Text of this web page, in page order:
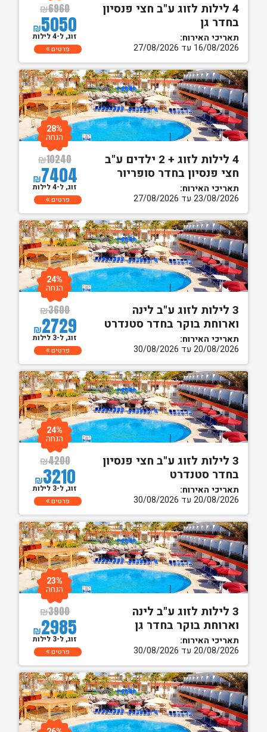
4 לילות לזוג ע"ב חצי פנסיון
בחדר גן
תאריכי האירוח:
16/08/2026 עד 27/08/2026
₪6960
₪5050
זוג, ל-4 לילות
פרטים
4 לילות לזוג + 2 ילדים ע"ב
חצי פנסיון בחדר סופריור
תאריכי האירוח:
23/08/2026 עד 27/08/2026
₪10240
₪7404
28%
הנחה
זוג, ל-4 לילות
פרטים
3 לילות לזוג ע"ב לינה
וארוחת בוקר בחדר סטנדרט
תאריכי האירוח:
20/08/2026 עד 30/08/2026
₪3600
₪2729
24%
הנחה
זוג, ל-3 לילות
פרטים
3 לילות לזוג ע"ב חצי פנסיון
בחדר סטנדרט
תאריכי האירוח:
20/08/2026 עד 30/08/2026
₪4200
₪3210
24%
הנחה
זוג, ל-3 לילות
פרטים
3 לילות לזוג ע"ב לינה
וארוחת בוקר בחדר גן
תאריכי האירוח:
20/08/2026 עד 30/08/2026
₪3900
₪2985
23%
הנחה
זוג, ל-3 לילות
פרטים